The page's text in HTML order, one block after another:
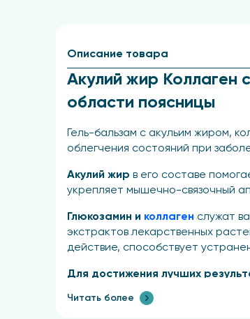
Описание товара
Акулий жир Коллаген
области поясницы
Гель-бальзам с акульим жиром,
облегчения состояний при
Акулий жир в его составе
укрепляет мышечно-связочный
Глюкозамин и коллаген служат
экстрактов лекарственных
действие, способствует
Для достижения лучших
минут до полного впитывания
составляет 125 мл.
Читать более